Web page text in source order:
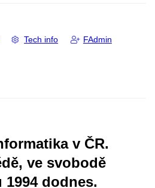
Tech info FAdmin
v ČR.
ve svobodě
1994 dodnes.